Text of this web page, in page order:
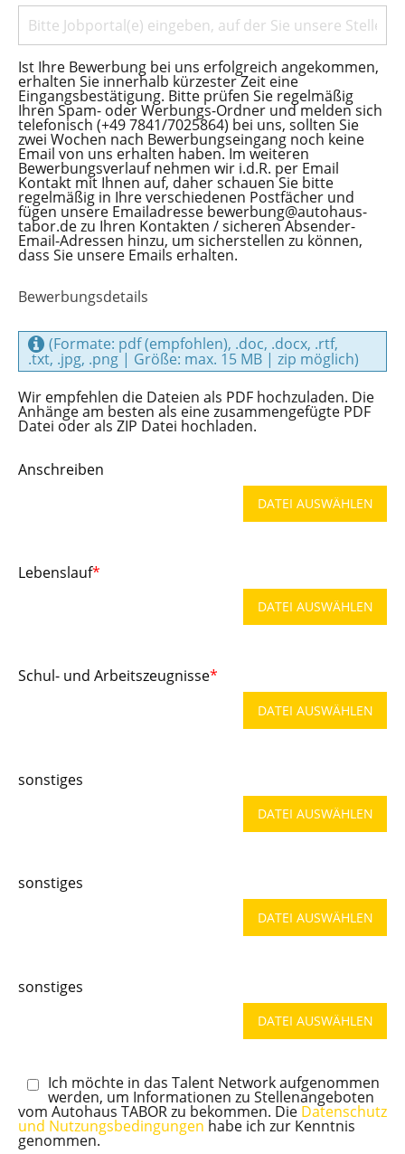
Ist Ihre Bewerbung bei uns erfolgreich angekommen,
erhalten Sie innerhalb kürzester Zeit eine
Eingangsbestätigung. Bitte prüfen Sie regelmäßig
Ihren Spam- oder Werbungs-Ordner und melden sich
telefonisch (+49 7841/7025864) bei uns, sollten Sie
zwei Wochen nach Bewerbungseingang noch keine
Email von uns erhalten haben. Im weiteren
Bewerbungsverlauf nehmen wir i.d.R. per Email
Kontakt mit Ihnen auf, daher schauen Sie bitte
regelmäßig in Ihre verschiedenen Postfächer und
fügen unsere Emailadresse bewerbung@autohaus-
tabor.de zu Ihren Kontakten / sicheren Absender-
Email-Adressen hinzu, um sicherstellen zu können,
dass Sie unsere Emails erhalten.
Bewerbungsdetails
(Formate: pdf (empfohlen), .doc, .docx, .rtf,
.txt, .jpg, .png | Größe: max. 15 MB | zip möglich)
Wir empfehlen die Dateien als PDF hochzuladen. Die
Anhänge am besten als eine zusammengefügte PDF
Datei oder als ZIP Datei hochladen.
Anschreiben
DATEI AUSWÄHLEN
Lebenslauf*
DATEI AUSWÄHLEN
Schul- und Arbeitszeugnisse*
DATEI AUSWÄHLEN
sonstiges
DATEI AUSWÄHLEN
sonstiges
DATEI AUSWÄHLEN
sonstiges
DATEI AUSWÄHLEN
Ich möchte in das Talent Network aufgenommen
werden, um Informationen zu Stellenangeboten
vom Autohaus TABOR zu bekommen. Die Datenschutz
und Nutzungsbedingungen habe ich zur Kenntnis
genommen.